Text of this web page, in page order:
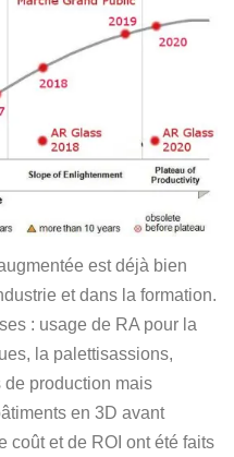
est déjà bien
et dans la formation.
: usage de RA pour la
la palettisassions,
de production mais
en 3D avant
coût et de ROI ont été faits